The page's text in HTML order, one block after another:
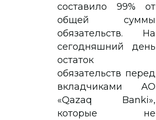
составило 99% от
общей суммы
обязательств. На
сегодняшний день
остаток
обязательств перед
вкладчиками АО
«Qazaq Banki»,
которые не